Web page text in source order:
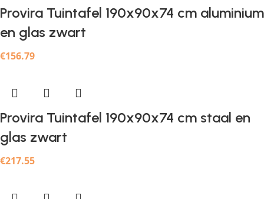
Provira Tuintafel 190x90x74 cm aluminium
en glas zwart
€156.79
Provira Tuintafel 190x90x74 cm staal en
glas zwart
€217.55